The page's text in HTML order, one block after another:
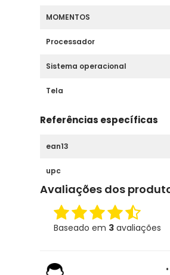
MOMENTOS
Processador
Sistema operacional
Tela
Referências específicas
ean13
upc
Avaliações dos
Baseado em 3 avaliações
•